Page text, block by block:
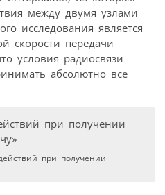
между двумя узлами
исследования является
скорости передачи
условия радиосвязи
абсолютно все
при получении